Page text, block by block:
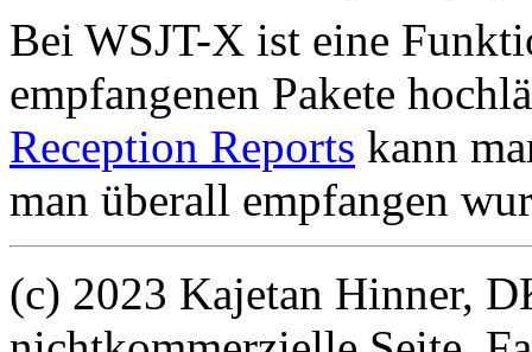
Bei WSJT-X ist eine
empfangenen Pakete
Reception Reports kann
man überall empfangen
(c) 2023 Kajetan Hinner,